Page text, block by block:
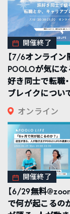
開催終了
【7/6オンライン
POOLOが気に
好き同士で転職
ブレイクについ
オンライン
開催終了
【6/29無料
で何が起こるの